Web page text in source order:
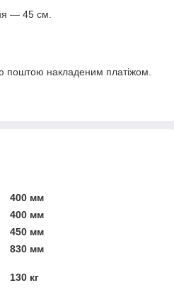
— 45 см.
поштою накладеним платіжом.
400 мм
400 мм
450 мм
830 мм
130 кг